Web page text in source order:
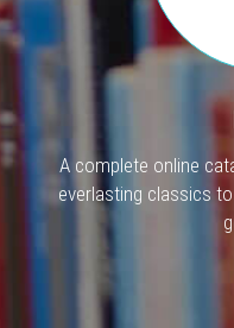
A complete online
everlasting classics